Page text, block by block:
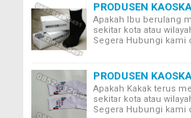
PRODUSEN
Apakah Ibu berulang
sekitar kota atau
Segera Hubungi kami
PRODUSEN
Apakah Kakak terus
sekitar kota atau
Segera Hubungi kami